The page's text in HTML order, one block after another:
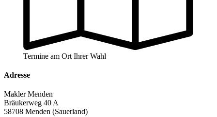
Termine am Ort Ihrer Wahl
Adresse
Makler Menden
Bräukerweg 40 A
58708 Menden (Sauerland)